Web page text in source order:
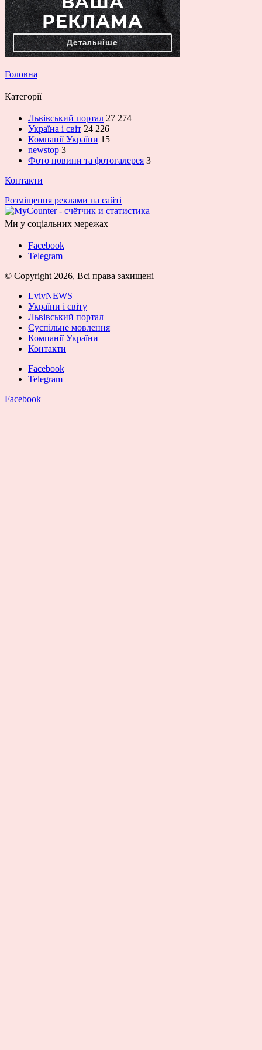
Головна
Категорії
Львівський портал 27 274
Україна і світ 24 226
Компанії України 15
newstop 3
Фото новини та фотогалерея 3
Контакти
Розміщення реклами на сайті
Ми у соціальних мережах
Facebook
Telegram
© Copyright 2026, Всі права захищені
LvivNEWS
України і світу
Львівський портал
Суспільне мовлення
Компанії України
Контакти
Facebook
Telegram
Facebook